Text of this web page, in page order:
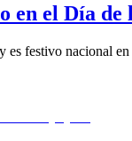
en el Día
es festivo nacional